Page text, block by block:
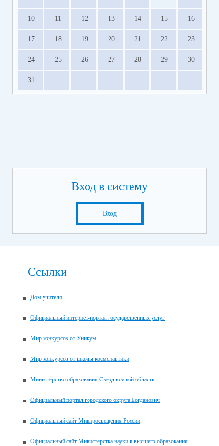
10 11 12 13 14 15 16
17 18 19 20 21 22 23
24 25 26 27 28 29 30
31
Вход в систему
Вход
Ссылки
Дом учителя
Официальный интернет-портал государственных услуг
Мир конкурсов от Уникум
Мир конкурсов от школы космонавтики
Министерство образования Свердловской области
Официальный портал городского округа Богданович
Официальный сайт Минпросвещения России
Официальный сайт Министерства науки и высшего образования